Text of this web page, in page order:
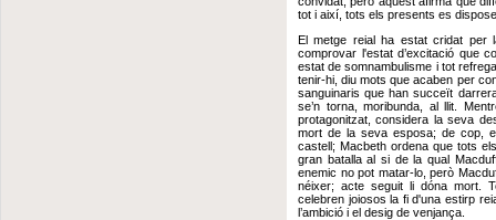
tot i així, tots els presents es
El metge reial ha estat cridat per
comprovar l'estat d’excitació que
estat de somnambulisme i tot
tenir-hi, diu mots que acaben per
sanguinaris que han succeït
se’n torna, moribunda, al llit.
protagonitzat, considera la seva
mort de la seva esposa; de cop,
castell; Macbeth ordena que tots
gran batalla al si de la qual
enemic no pot matar-lo, però
néixer; acte seguit li dóna mort.
celebren joiosos la fi d'una estirp
l’ambició i el desig de venjança.